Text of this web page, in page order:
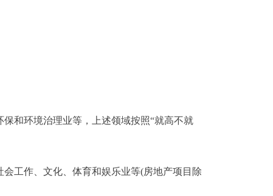
和环境治理业等，上述领域按照“就高不就
工作、文化、体育和娱乐业等(房地产项目除